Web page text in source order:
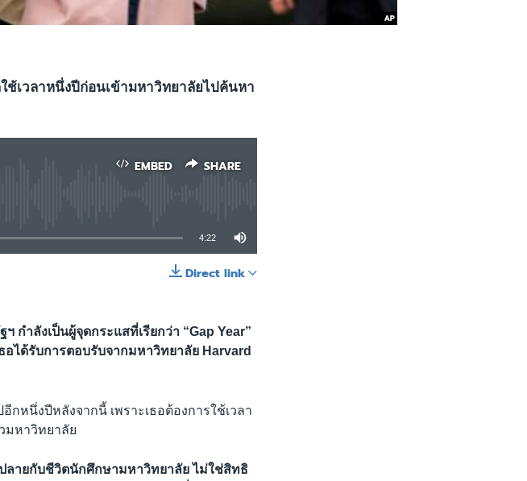
ช้เวลาหนึ่งปีก่อนเข้ามหาวิทยาลัยไปค้นหา
EMBED SHARE
SHARE
4:22
Direct link
กำลังเป็นผู้จุดกระแสที่เรียกว่า “Gap Year”
ได้รับการตอบรับจากมหาวิทยาลัย Harvard
กหนึ่งปีหลังจากนี้ เพราะเธอต้องการใช้เวลา
มหาวิทยาลัย
ลายกับชีวิตนักศึกษามหาวิทยาลัย ไม่ใช่สิทธิ